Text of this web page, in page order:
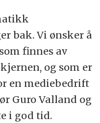
bak. Vi ønsker å
finnes av
og som er
en mediebedrift
Guro Valland og
i god tid.